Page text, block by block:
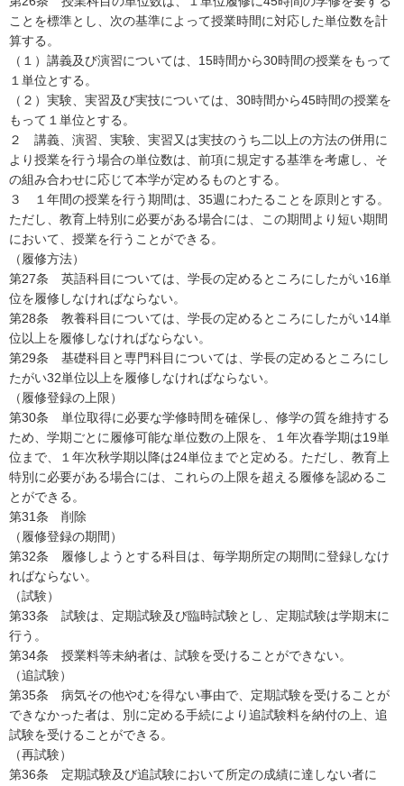
ことを標準とし、次の基準によって授業時間に対応した単位数を計
算する。
（１）講義及び演習については、15時間から30時間の授業をもって
１単位とする。
（２）実験、実習及び実技については、30時間から45時間の授業を
もって１単位とする。
２ 講義、演習、実験、実習又は実技のうち二以上の方法の併用に
より授業を行う場合の単位数は、前項に規定する基準を考慮し、そ
の組み合わせに応じて本学が定めるものとする。
３ １年間の授業を行う期間は、35週にわたることを原則とする。
ただし、教育上特別に必要がある場合には、この期間より短い期間
において、授業を行うことができる。
（履修方法）
第27条 英語科目については、学長の定めるところにしたがい16単
位を履修しなければならない。
第28条 教養科目については、学長の定めるところにしたがい14単
位以上を履修しなければならない。
第29条 基礎科目と専門科目については、学長の定めるところにし
たがい32単位以上を履修しなければならない。
（履修登録の上限）
第30条 単位取得に必要な学修時間を確保し、修学の質を維持する
ため、学期ごとに履修可能な単位数の上限を、１年次春学期は19単
位まで、１年次秋学期以降は24単位までと定める。ただし、教育上
特別に必要がある場合には、これらの上限を超える履修を認めるこ
とができる。
第31条 削除
（履修登録の期間）
第32条 履修しようとする科目は、毎学期所定の期間に登録しなけ
ればならない。
（試験）
第33条 試験は、定期試験及び臨時試験とし、定期試験は学期末に
行う。
第34条 授業料等未納者は、試験を受けることができない。
（追試験）
第35条 病気その他やむを得ない事由で、定期試験を受けることが
できなかった者は、別に定める手続により追試験料を納付の上、追
試験を受けることができる。
（再試験）
第36条 定期試験及び追試験において所定の成績に達しない者に